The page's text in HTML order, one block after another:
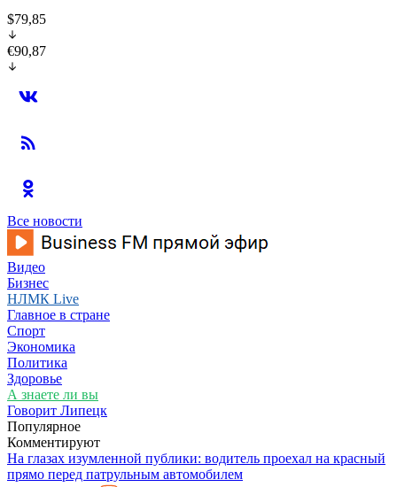
$79,85
€90,87
Все новости
Видео
Бизнес
НЛМК Live
Главное в стране
Спорт
Экономика
Политика
Здоровье
А знаете ли вы
Говорит Липецк
Популярное
Комментируют
На глазах изумленной публики: водитель проехал на красный
прямо перед патрульным автомобилем